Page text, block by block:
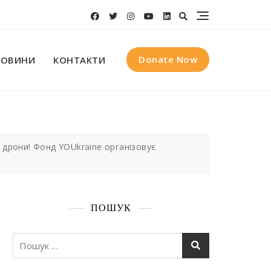
КОНТАКТИ Donate Now
Фонд YOUkraine організовує
ПОШУК